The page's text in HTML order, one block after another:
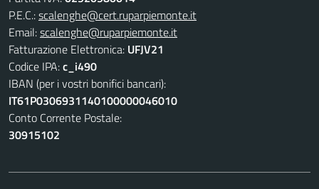
P.E.C.:scalenghe@cert.ruparpiemonte.it
Email:scalenghe@ruparpiemonte.it
Fatturazione Elettronica: UFJV21
Codice IPA:c_i490
IBAN (per i vostri bonifici bancari):
IT61P0306931140100000046010
Conto Corrente Postale:
30915102